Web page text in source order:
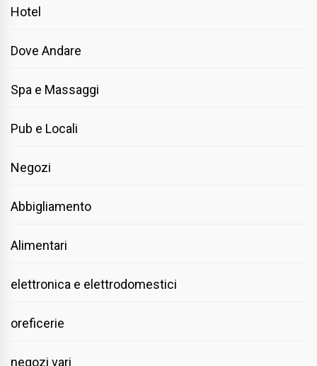
Hotel
Dove Andare
Spa e Massaggi
Pub e Locali
Negozi
Abbigliamento
Alimentari
elettronica e elettrodomestici
oreficerie
negozi vari